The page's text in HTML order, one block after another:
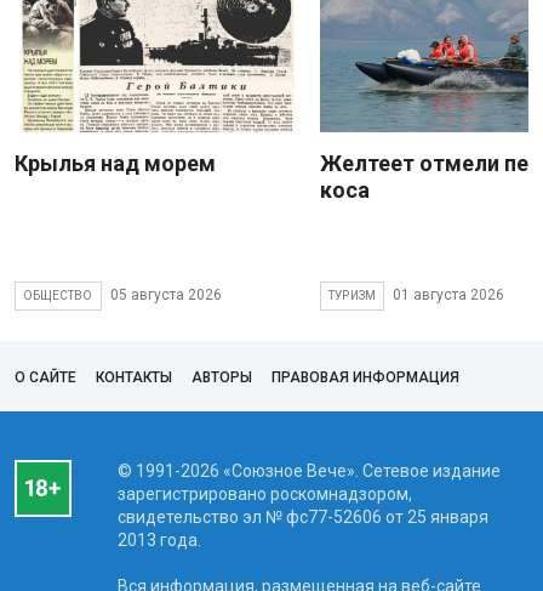
Крылья над морем
ОБЩЕСТВО 05 августа 2026
Желтеет отмели
коса
ТУРИЗМ 01 августа 2026
О САЙТЕ КОНТАКТЫ АВТОРЫ ПРАВОВАЯ ИНФОРМАЦИЯ
© 1991-2026 «Союзное Вече». Сетевое издание
зарегистрировано роскомнадзором,
свидетельство эл № фc77-52606 от 25 января
2013 года.
Вся информация, размещенная на веб-сайте